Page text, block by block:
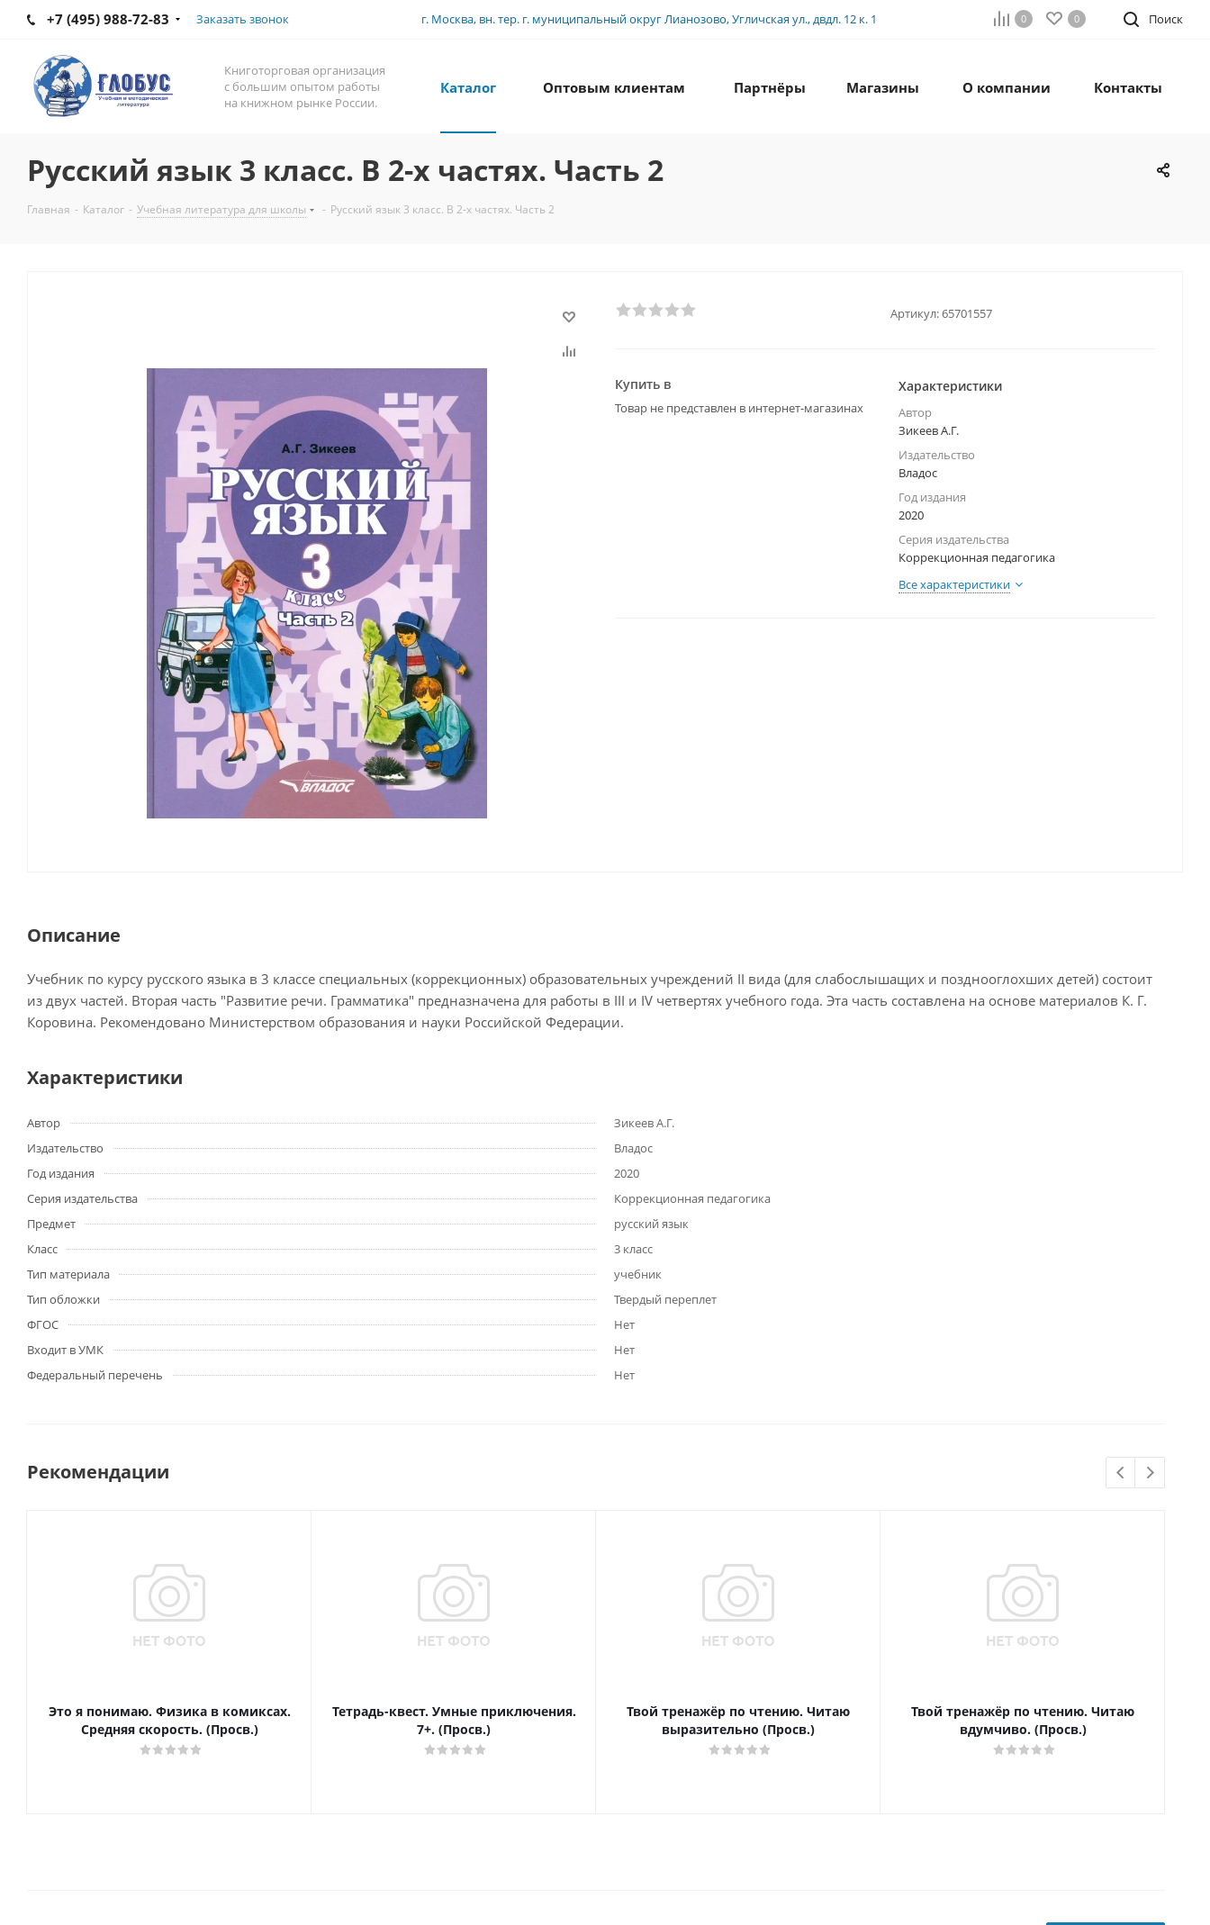
+7 (495) 988-72-83 Заказать звонок г. Москва, вн. тер. г. муниципальный округ Лианозово, Угличская ул., двдл. 12 к. 1 Поиск
0 0
Книготорговая организация
с большим опытом работы
на книжном рынке России.
Каталог Оптовым клиентам Партнёры Магазины О компании Контакты
Русский язык 3 класс. В 2-х частях. Часть 2
Главная - Каталог - Учебная литература для школы - Русский язык 3 класс. В 2-х частях. Часть 2
Артикул:65701557
Купить в
Товар не представлен в интернет-магазинах
Характеристики
Автор
Зикеев А.Г.
Издательство
Владос
Год издания
2020
Серия издательства
Коррекционная педагогика
Все характеристики
Описание
Учебник по курсу русского языка в 3 классе специальных (коррекционных) образовательных учреждений II вида (для слабослышащих и позднооглохших детей) состоит
из двух частей. Вторая часть "Развитие речи. Грамматика" предназначена для работы в III и IV четвертях учебного года. Эта часть составлена на основе материалов К. Г.
Коровина. Рекомендовано Министерством образования и науки Российской Федерации.
Характеристики
Автор
Зикеев А.Г.
Издательство
Владос
Год издания
2020
Серия издательства
Коррекционная педагогика
Предмет
русский язык
Класс
3 класс
Тип материала
учебник
Тип обложки
Твердый переплет
ФГОС
Нет
Входит в УМК
Нет
Федеральный перечень
Нет
Рекомендации
Это я понимаю. Физика в комиксах.
Средняя скорость. (Просв.)
Тетрадь-квест. Умные приключения.
7+. (Просв.)
Твой тренажёр по чтению. Читаю
выразительно (Просв.)
Твой тренажёр по чтению. Читаю
вдумчиво. (Просв.)